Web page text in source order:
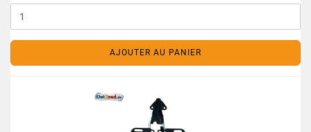
AJOUTER AU PANIER